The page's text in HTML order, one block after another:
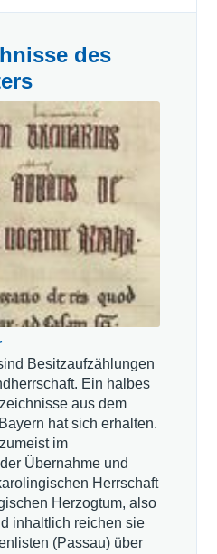
des
Besitzaufzählungen
Ein halbes
aus dem
hat sich erhalten.
im
Übernahme und
Herrschaft
Herzogtum, also
inhaltlich reichen sie
(Passau) über